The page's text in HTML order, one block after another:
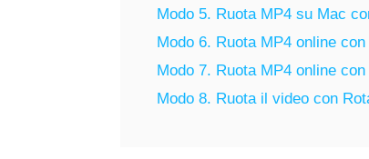
Modo 5. Ruota MP4 su Mac
Modo 6. Ruota MP4 online
Modo 7. Ruota MP4 online
Modo 8. Ruota il video con